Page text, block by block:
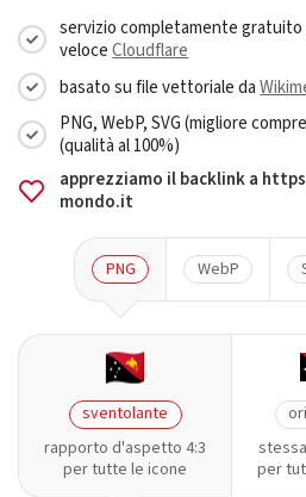
servizio completamente gratuito
veloceCloudflare
basato su file vettoriale da
PNG, WebP, SVG (migliore
(qualità al 100%)
apprezziamo il backlink a
mondo.it
PNG WebP
sventolante
rapporto d'aspetto 4:3
per tutte le icone
per